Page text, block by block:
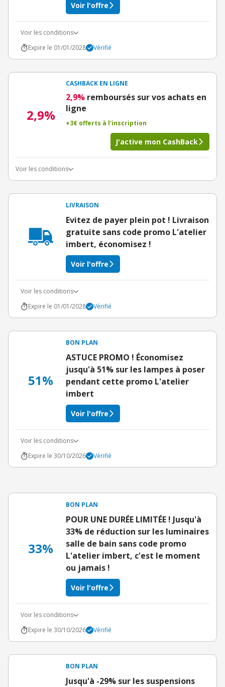
Voir l'offre
Voir les conditions
Expire le 01/01/2028
Vérifié
2,9%
CASHBACK EN LIGNE
2,9% remboursés sur vos achats en
ligne
+3€ offerts à l'inscription
J'active mon CashBack
Voir les conditions
LIVRAISON
Evitez de payer plein pot ! Livraison
gratuite sans code promo L'atelier
imbert, économisez !
Voir l'offre
Voir les conditions
Expire le 01/01/2028
Vérifié
51%
BON PLAN
ASTUCE PROMO ! Économisez
jusqu'à 51% sur les lampes à poser
pendant cette promo L'atelier
imbert
Voir l'offre
Voir les conditions
Expire le 30/10/2026
Vérifié
33%
BON PLAN
POUR UNE DURÉE LIMITÉE ! Jusqu'à
33% de réduction sur les luminaires
salle de bain sans code promo
L'atelier imbert, c'est le moment
ou jamais !
Voir l'offre
Voir les conditions
Expire le 30/10/2026
Vérifié
BON PLAN
Jusqu'à -29% sur les suspensions